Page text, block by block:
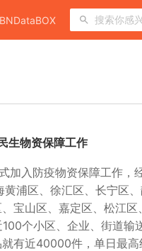
生物资保障工作
加入防疫物资保障工作，
浦区、徐汇区、长宁区
宝山区、嘉定区、松江
个小区、企业、街道输
有近40000件，单日最